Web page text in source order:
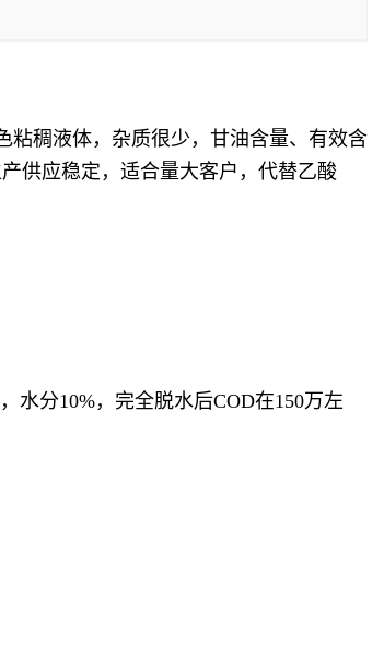
粘稠液体，杂质很少，甘油含量、有效含
供应稳定，适合量大客户，代替乙酸
水分10%，完全脱水后COD在150万左